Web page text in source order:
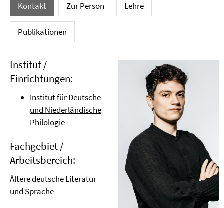
Kontakt Zur Person Lehre
Publikationen
Institut /
Einrichtungen:
Institut für Deutsche
und Niederländische
Philologie
Fachgebiet /
Arbeitsbereich:
Ältere deutsche Literatur
und Sprache